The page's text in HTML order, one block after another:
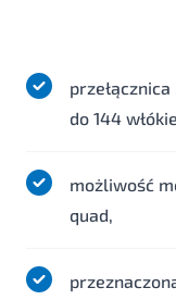
do 144
możliwość
quad,